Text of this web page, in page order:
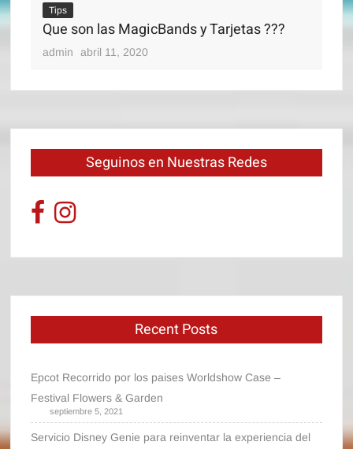
admin abril 11, 2020
Seguinos en Nuestras Redes
Recent Posts
Epcot Recorrido por los paises Worldshow Case –
Festival Flowers & Garden
septiembre 5, 2021
Servicio Disney Genie para reinventar la experiencia del